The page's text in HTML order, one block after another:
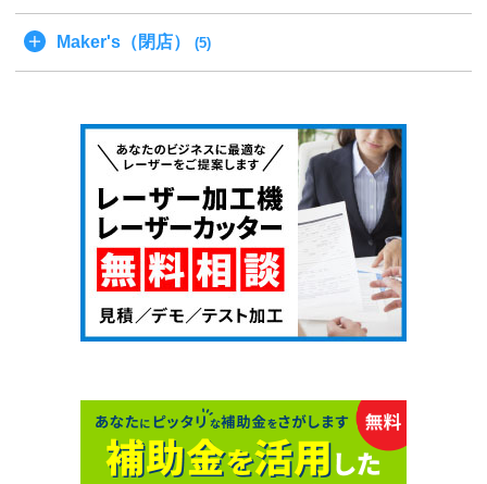
Maker's（閉店） (5)